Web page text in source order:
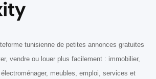
tunisienne de petites annonces gratuites
vendre ou louer plus facilement : immobilier,
meubles, emploi, services et